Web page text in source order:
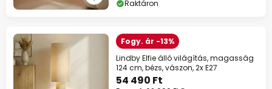
Raktáron
Fogy. ár -13%
Lindby Elfie álló világítás, magasság
124 cm, bézs, vászon, 2x E27
54 490 Ft